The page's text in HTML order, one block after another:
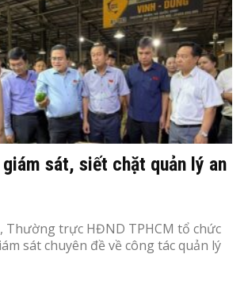
sát, siết chặt quản lý an
Thường trực HĐND TPHCM tổ chức
sát chuyên đề về công tác quản lý